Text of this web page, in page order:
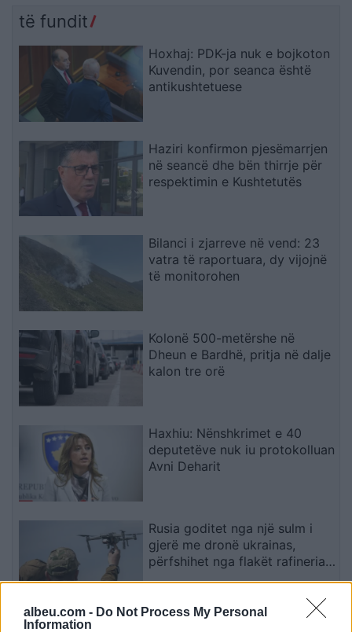
albeu.com - Do Not Process My Personal
Information
të fundit
Hoxhaj: PDK-ja nuk e bojkoton
Kuvendin, por seanca është
antikushtetuese
Haziri konfirmon pjesëmarrjen
në seancë dhe bën thirrje për
respektimin e Kushtetutës
Bilanci i zjarreve në vend: 23
vatra të raportuara, dy vijojnë
të monitorohen
Kolonë 500-metërshe në
Dheun e Bardhë, pritja në dalje
kalon tre orë
Haxhiu: Nënshkrimet e 40
deputetëve nuk iu protokolluan
Avni Deharit
Rusia goditet nga një sulm i
gjerë me dronë ukrainas,
përfshihet nga flakët rafineria
dhe plagosen 5 persona
Trajanovski paralajmëron: